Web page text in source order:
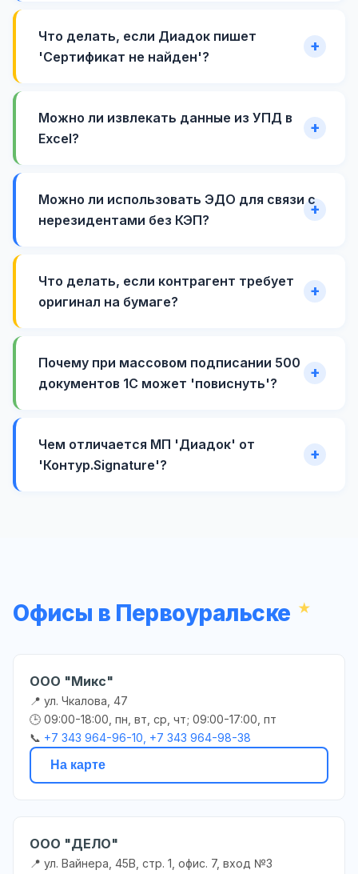
Что делать, если Диадок пишет
'Сертификат не найден'?
Можно ли извлекать данные из УПД в
Excel?
Можно ли использовать ЭДО для связи с
нерезидентами без КЭП?
Что делать, если контрагент требует
оригинал на бумаге?
Почему при массовом подписании 500
документов 1С может 'повиснуть'?
Чем отличается МП 'Диадок' от
'Контур.Signature'?
Офисы в Первоуральске
ООО "Микс"
📍 ул. Чкалова, 47
🕒 09:00-18:00, пн, вт, ср, чт; 09:00-17:00, пт
📞 +7 343 964-96-10, +7 343 964-98-38
На карте
ООО "ДЕЛО"
📍 ул. Вайнера, 45В, стр. 1, офис. 7, вход №3